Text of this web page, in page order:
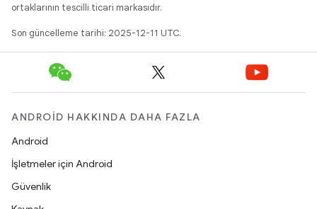
ortaklarının tescilli ticari markasıdır.
Son güncelleme tarihi: 2025-12-11 UTC.
ANDROID HAKKINDA DAHA FAZLA
Android
İşletmeler için Android
Güvenlik